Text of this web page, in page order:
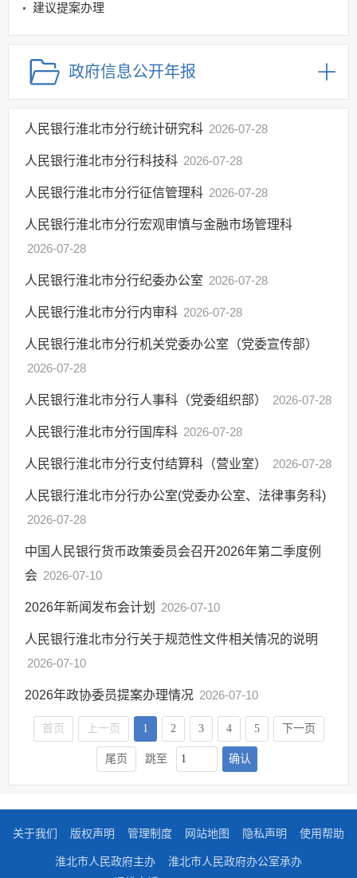
建议提案办理
公务员及事业单位招录
回应关切
其他法定信息
政府信息公开年报
人民银行淮北市分行统计研究科 2026-07-28
人民银行淮北市分行科技科 2026-07-28
人民银行淮北市分行征信管理科 2026-07-28
人民银行淮北市分行宏观审慎与金融市场管理科
2026-07-28
人民银行淮北市分行纪委办公室 2026-07-28
人民银行淮北市分行内审科 2026-07-28
人民银行淮北市分行机关党委办公室（党委宣传部）
2026-07-28
人民银行淮北市分行人事科（党委组织部） 2026-07-28
人民银行淮北市分行国库科 2026-07-28
人民银行淮北市分行支付结算科（营业室） 2026-07-28
人民银行淮北市分行办公室(党委办公室、法律事务科)
2026-07-28
中国人民银行货币政策委员会召开2026年第二季度例
会 2026-07-10
2026年新闻发布会计划 2026-07-10
人民银行淮北市分行关于规范性文件相关情况的说明
2026-07-10
2026年政协委员提案办理情况 2026-07-10
首页 上一页 1 2 3 4 5 下一页
尾页 跳至 确认
关于我们 版权声明 管理制度 网站地图 隐私声明 使用帮助
淮北市人民政府主办
淮北市人民政府办公室承办